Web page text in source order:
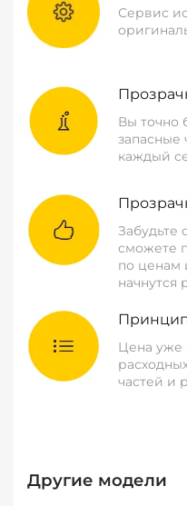
Сервис
Вы точно
запасные
каждый
Забудьте
сможете
по ценам
начнутся
Цена уже
частей и
Другие модели